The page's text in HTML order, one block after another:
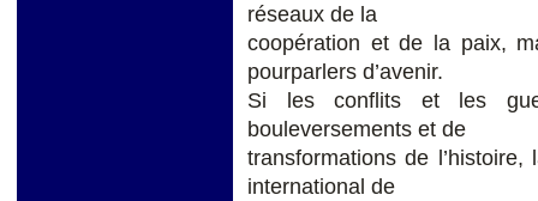
réseaux de la
coopération et de la paix,
pourparlers d’avenir.
Si les conflits et les
bouleversements et de
transformations de
international de